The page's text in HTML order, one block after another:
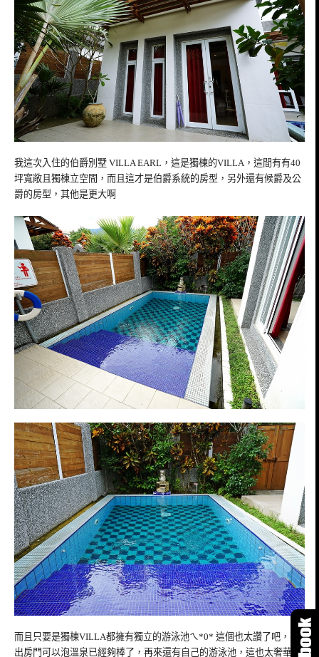
我這次入住的伯爵別墅 VILLA EARL，這是獨棟的VILLA，這間有有40
坪寬敞且獨棟立空間，而且這才是伯爵系統的房型，另外還有候爵及公
爵的房型，其他是更大啊
而且只要是獨棟VILLA都擁有獨立的游泳池ㄟ*0* 這個也太讚了吧，不
出房門可以泡溫泉已經夠棒了，再來還有自己的游泳池，這也太奢華了